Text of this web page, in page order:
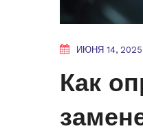
ИЮНЯ 14, 2025
Как